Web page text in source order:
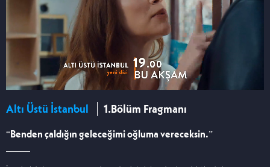
Altı Üstü İstanbul 1.Bölüm Fragmanı
“Benden çaldığın geleceğimi oğluma vereceksin.”